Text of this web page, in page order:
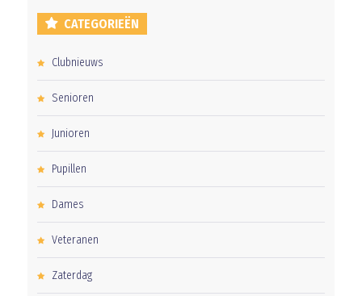
CATEGORIEËN
Clubnieuws
Senioren
Junioren
Pupillen
Dames
Veteranen
Zaterdag